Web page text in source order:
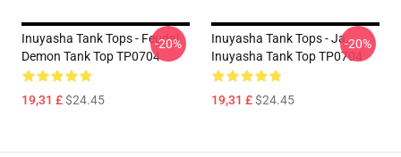
Inuyasha Tank Tops - Feudal
Demon Tank Top TP0704
19,31 £$24.45
-20%
Inuyasha Tank Tops - Ja.
Inuyasha Tank Top TP0704
19,31 £$24.45
-20%